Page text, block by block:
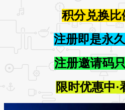
积分兑换比
注册即是永
注册邀请码
限时优惠中·